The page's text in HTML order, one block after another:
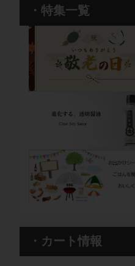
・特集一覧
・カート情報